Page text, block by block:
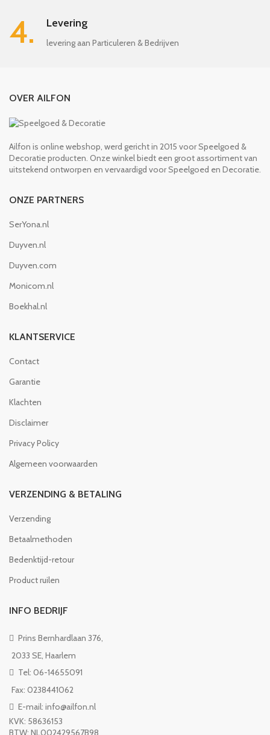
4. Levering
levering aan Particuleren & Bedrijven
OVER AILFON
Ailfon is online webshop, werd gericht in 2015 voor Speelgoed &
Decoratie producten. Onze winkel biedt een groot assortiment van
uitstekend ontworpen en vervaardigd voor Speelgoed en Decoratie.
ONZE PARTNERS
SerYona.nl
Duyven.nl
Duyven.com
Monicom.nl
Boekhal.nl
KLANTSERVICE
Contact
Garantie
Klachten
Disclaimer
Privacy Policy
Algemeen voorwaarden
VERZENDING & BETALING
Verzending
Betaalmethoden
Bedenktijd-retour
Product ruilen
INFO BEDRIJF
Prins Bernhardlaan 376,
2033 SE, Haarlem
Tel: 06-14655091
Fax: 0238441062
E-mail: info@ailfon.nl
KVK: 58636153
BTW: NL002429567B98